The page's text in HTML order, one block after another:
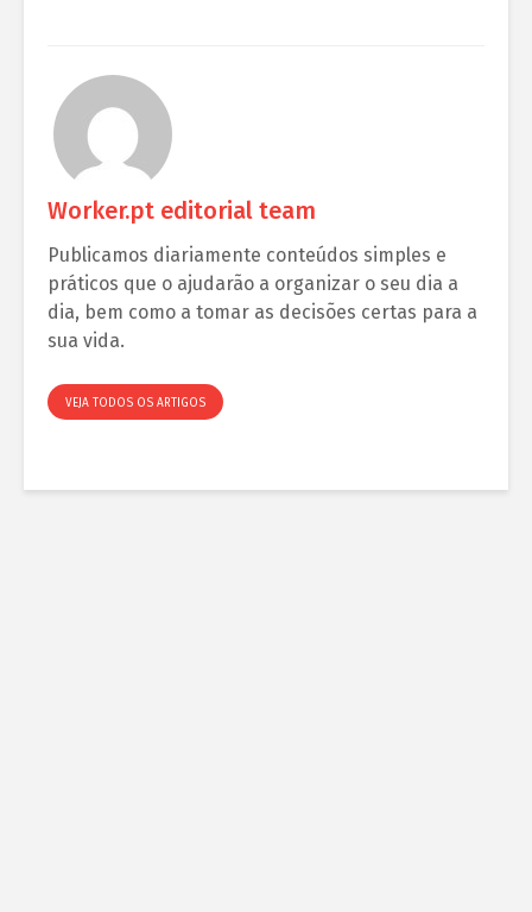
Worker.pt editorial team
Publicamos diariamente conteúdos simples e
práticos que o ajudarão a organizar o seu dia a
dia, bem como a tomar as decisões certas para a
sua vida.
VEJA TODOS OS ARTIGOS